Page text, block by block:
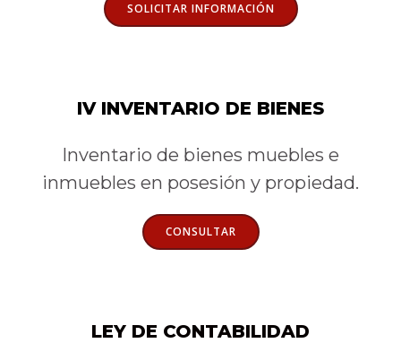
SOLICITAR INFORMACIÓN
IV INVENTARIO DE BIENES
Inventario de bienes muebles e
inmuebles en posesión y propiedad.
CONSULTAR
LEY DE CONTABILIDAD